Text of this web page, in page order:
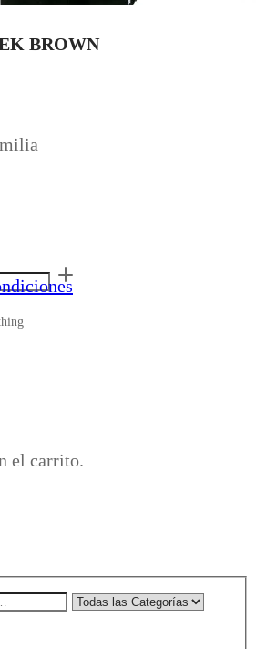
BROWN
el carrito.
Narrow
by